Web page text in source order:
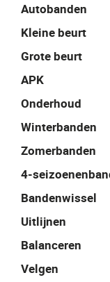
Autobanden
Kleine beurt
Grote beurt
APK
Onderhoud
Winterbanden
Zomerbanden
4-
Bandenwissel
Uitlijnen
Balanceren
Velgen